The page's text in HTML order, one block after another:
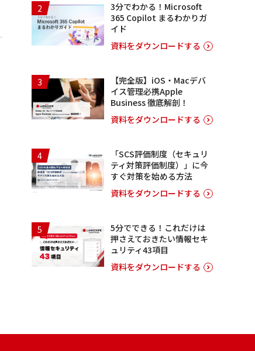
2
3分でわかる！Microsoft
365 Copilot まるわかりガ
イド
資料をダウンロードする
3
【完全版】iOS・Macデバ
イス管理必携Apple
Business 徹底解剖！
資料をダウンロードする
4
「SCS評価制度（セキュリ
ティ対策評価制度）」に今
すぐ対策を始める方法
資料をダウンロードする
5
5分でできる！これだけは
押さえておきたい情報セキ
ュリティ43項目
資料をダウンロードする